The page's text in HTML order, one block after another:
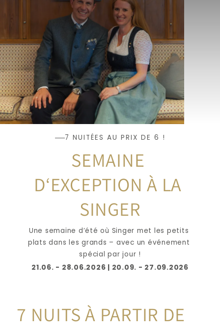
7 NUITÉES AU PRIX DE 6 !
SEMAINE
D‘EXCEPTION À LA
SINGER
Une semaine d’été où Singer met les petits
plats dans les grands – avec un événement
spécial par jour !
21.06. - 28.06.2026 | 20.09. - 27.09.2026
7 NUITS À PARTIR DE